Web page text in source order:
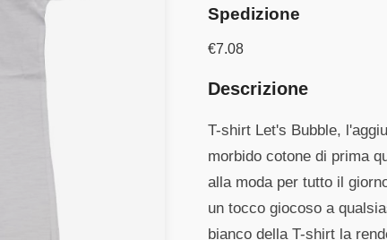
Spedizione
€7.08
Descrizione
T-shirt Let's Bubble,
morbido cotone di prima
alla moda per tutto il
un tocco giocoso a
bianco della T-shirt la